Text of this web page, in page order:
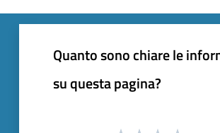
Quanto sono chiare le
su questa pagina?